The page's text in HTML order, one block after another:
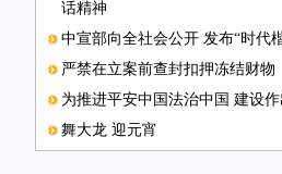
话精神
中宣部向全社会公开 发布“时代
严禁在立案前查封扣押冻结财物
为推进平安中国法治中国 建设
舞大龙 迎元宵